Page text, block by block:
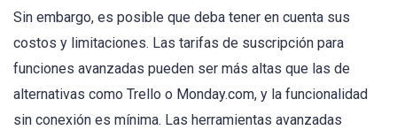
Sin embargo, es posible que deba tener en cuenta sus
costos y limitaciones. Las tarifas de suscripción para
funciones avanzadas pueden ser más altas que las de
alternativas como Trello o Monday.com, y la funcionalidad
sin conexión es mínima. Las herramientas avanzadas